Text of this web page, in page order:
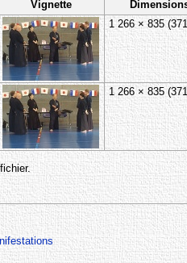
Vignette
1 266 × 835
1 266 × 835